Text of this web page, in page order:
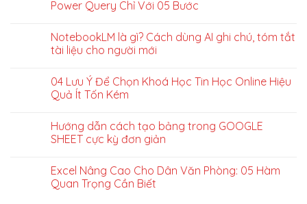
Power Query Chỉ Với 05 Bước
NotebookLM là gì? Cách dùng AI ghi chú, tóm tắt
tài liệu cho người mới
04 Lưu Ý Để Chọn Khoá Học Tin Học Online Hiệu
Quả Ít Tốn Kém
Hướng dẫn cách tạo bảng trong GOOGLE
SHEET cực kỳ đơn giản
Excel Nâng Cao Cho Dân Văn Phòng: 05 Hàm
Quan Trọng Cần Biết